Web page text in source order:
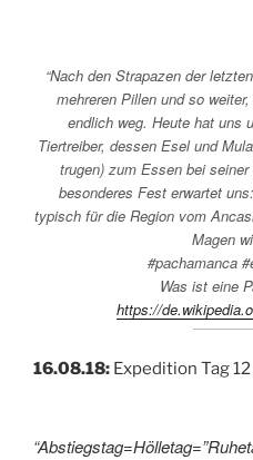
“Nach den Strapazen der
mehreren Pillen und so
endlich weg. Heute hat uns
Tiertreiber, dessen Esel und
trugen) zum Essen bei
besonderes Fest erwartet
typisch für die Region vom
Magen
#pachamanca
Was ist eine
https://
16.08.18: Expedition Tag 12